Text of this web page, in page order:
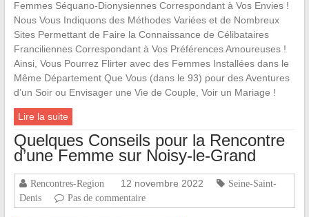
Femmes Séquano-Dionysiennes Correspondant à Vos Envies !
Nous Vous Indiquons des Méthodes Variées et de Nombreux
Sites Permettant de Faire la Connaissance de Célibataires
Franciliennes Correspondant à Vos Préférences Amoureuses !
Ainsi, Vous Pourrez Flirter avec des Femmes Installées dans le
Même Département Que Vous (dans le 93) pour des Aventures
d’un Soir ou Envisager une Vie de Couple, Voir un Mariage !
Lire la suite
Quelques Conseils pour la Rencontre
d’une Femme sur Noisy-le-Grand
Rencontres-Region 12 novembre 2022
Seine-Saint-
Denis
Pas de commentaire